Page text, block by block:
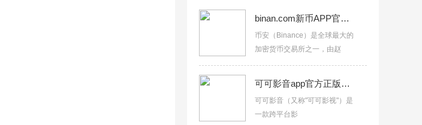
binan.com新币APP官方正版下载v3.18.4
币安（Binance）是全球最大的
加密货币交易所之一，由赵
可可影音app官方正版下载v3.4.0
可可影音（又称"可可影视"）是
一款跨平台影